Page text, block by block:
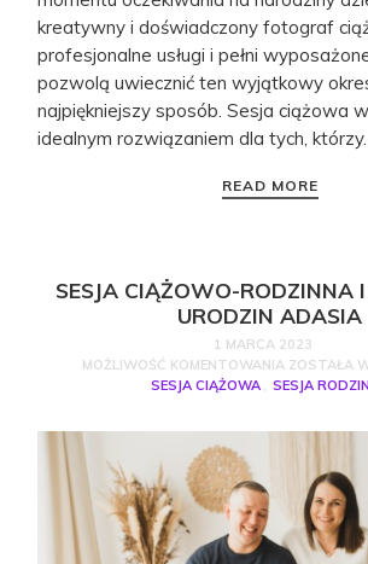
kreatywny i doświadczony fotograf
profesjonalne usługi i pełni
pozwolą uwiecznić ten wyjątkowy
najpiękniejszy sposób. Sesja ciążowa
idealnym rozwiązaniem dla tych,
READ MORE
SESJA CIĄŻOWO-RODZINNA
URODZIN ADASIA
1 MARCA 2023
MOŻLIWOŚĆ KOMENTOWANIA ZOSTAŁA
SESJA CIĄŻOWA , SESJA